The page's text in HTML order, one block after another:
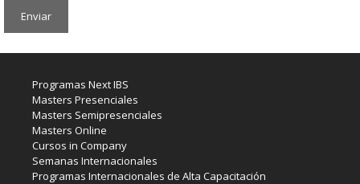
Programas Next IBS
Masters Presenciales
Masters Semipresenciales
Masters Online
Cursos in Company
Semanas Internacionales
Programas Internacionales de Alta Capacitación